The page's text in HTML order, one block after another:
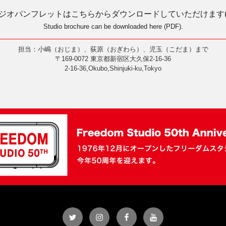
オパンフレットはこちらからダウンロードしていただけま
Studio brochure can be downloaded here (PDF).
担当：小嶋（おじま）、荻原（おぎわら）、児玉（こだま）まで
〒169-0072 東京都新宿区大久保2-16-36
2-16-36,Okubo,Shinjuki-ku,Tokyo
Twitter InstagramFacebookYouTube